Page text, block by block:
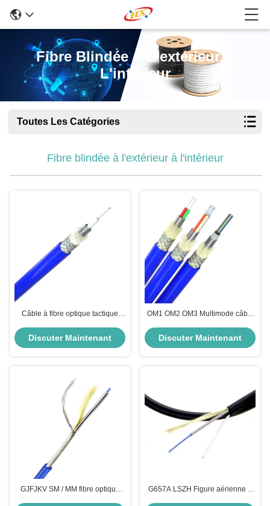
Fibre Blindée À L'extérieur À
L'intérieur
Toutes Les Catégories
Fibre blindée à l'extérieur à l'intérieur
Câble à fibre optique tactique
G652D/G657A1/G657A2
Discuter Maintenant
OM1 OM2 OM3 Multimode câble
antipoussière
Discuter Maintenant
GJFJKV SM / MM fibre optique
G657A LSZH Figure aérienne 8